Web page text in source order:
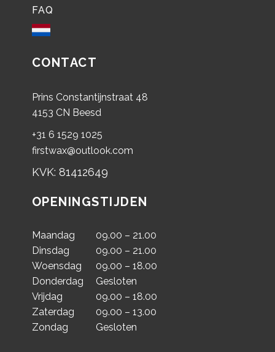
FAQ
CONTACT
Prins Constantijnstraat 48
4153 CN Beesd
+31 6 1529 1025
firstwax@outlook.com
KVK: 81412649
OPENINGSTIJDEN
Maandag
09.00 – 21.00
Dinsdag
09.00 – 21.00
Woensdag
09.00 – 18.00
Donderdag
Gesloten
Vrijdag
09.00 – 18.00
Zaterdag
09.00 – 13.00
Zondag
Gesloten